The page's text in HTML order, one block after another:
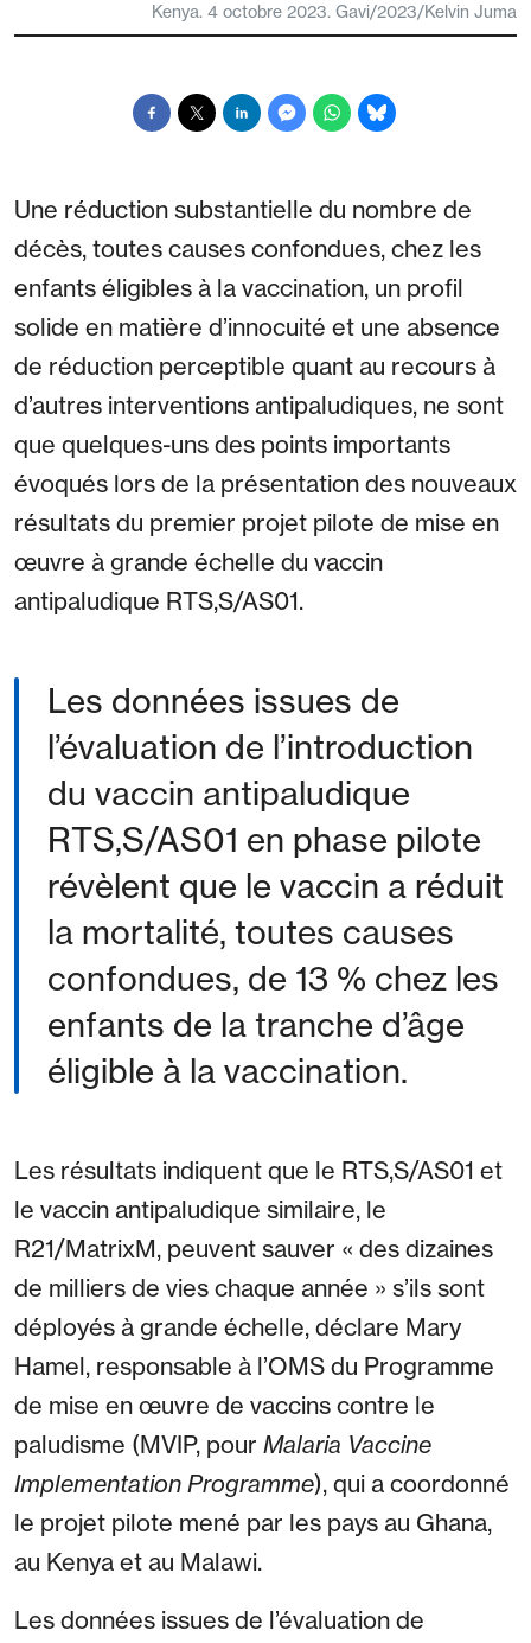
Kenya. 4 octobre 2023. Gavi/2023/Kelvin Juma
Une réduction substantielle du nombre de
décès, toutes causes confondues, chez les
enfants éligibles à la vaccination, un profil
solide en matière d’innocuité et une absence
de réduction perceptible quant au recours à
d’autres interventions antipaludiques, ne sont
que quelques-uns des points importants
évoqués lors de la présentation des nouveaux
résultats du premier projet pilote de mise en
œuvre à grande échelle du vaccin
antipaludique RTS,S/AS01.
Les données issues de
l’évaluation de l’introduction
du vaccin antipaludique
RTS,S/AS01 en phase pilote
révèlent que le vaccin a réduit
la mortalité, toutes causes
confondues, de 13 % chez les
enfants de la tranche d’âge
éligible à la vaccination.
Les résultats indiquent que le RTS,S/AS01 et
le vaccin antipaludique similaire, le
R21/MatrixM, peuvent sauver « des dizaines
de milliers de vies chaque année » s’ils sont
déployés à grande échelle, déclare Mary
Hamel, responsable à l’OMS du Programme
de mise en œuvre de vaccins contre le
paludisme (MVIP, pour Malaria Vaccine
Implementation Programme), qui a coordonné
le projet pilote mené par les pays au Ghana,
au Kenya et au Malawi.
Les données issues de l’évaluation de